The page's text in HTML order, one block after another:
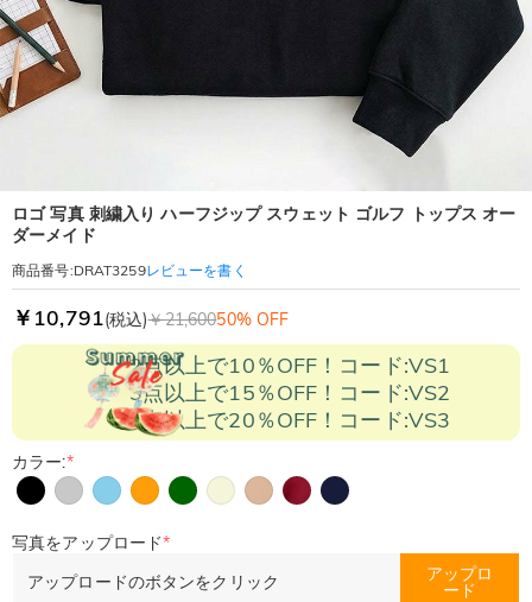
ロゴ 写真 刺繍入り ハーフジップ スウェット ゴルフ トップス オー
ダーメイド
商品番号:DRAT3259レビューを書く
￥10,791(税込)￥21,60050% OFF
2点以上で10％OFF！コード:VS1
3点以上で15％OFF！コード:VS2
5点以上で20％OFF！コード:VS3
カラー:*
写真をアップロード*
アップロードのボタンをクリック
アップロ
ード